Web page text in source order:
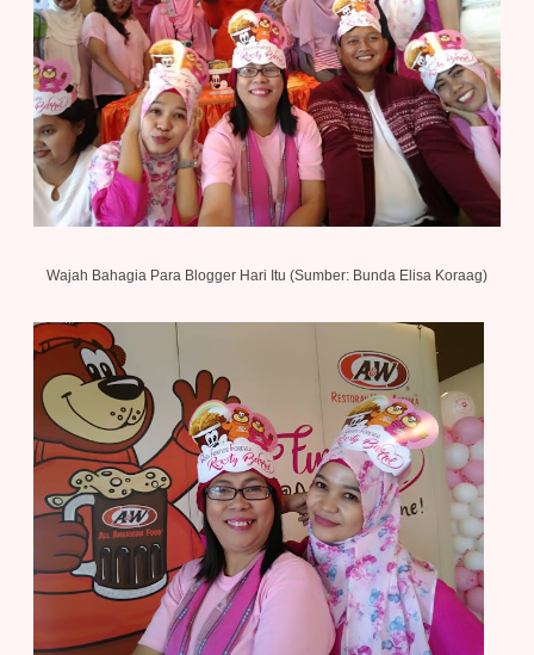
Wajah Bahagia Para Blogger Hari Itu (Sumber: Bunda Elisa Koraag)